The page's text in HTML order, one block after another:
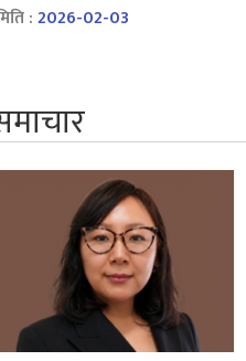
:2026-02-03